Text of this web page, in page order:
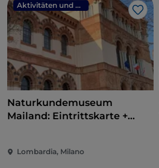
Aktivitäten und Erlebnisse
Like
Naturkundemuseum
Mailand: Eintrittskarte +
Lombardia, Milano